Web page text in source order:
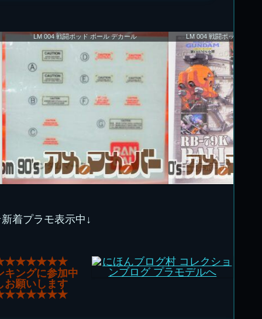
LM 004 戦闘ポッド ボール デカール LM 004 戦闘ポッド ボール
着プラモ表示中↓
キングに参加中
お願いします